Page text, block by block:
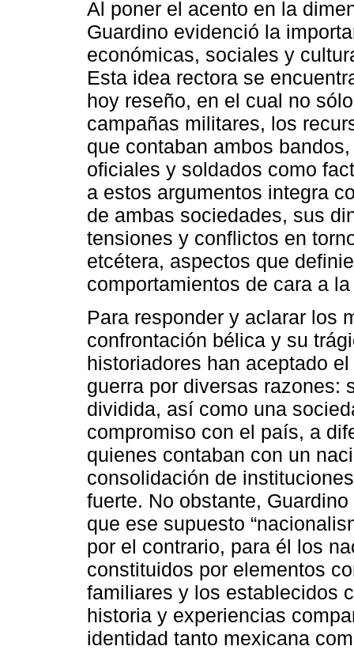
Al poner el acento en la
Guardino evidenció la
económicas, sociales y
Esta idea rectora se
hoy reseño, en el cual no
campañas militares, los
que contaban ambos
oficiales y soldados como
a estos argumentos integra
de ambas sociedades, sus
tensiones y conflictos en
etcétera, aspectos que
comportamientos de cara a
Para responder y aclarar los
confrontación bélica y su
historiadores han aceptado
guerra por diversas razones:
dividida, así como una
compromiso con el país, a
quienes contaban con un
consolidación de
fuerte. No obstante,
que ese supuesto
por el contrario, para él los
constituidos por elementos
familiares y los establecidos
historia y experiencias
identidad tanto mexicana